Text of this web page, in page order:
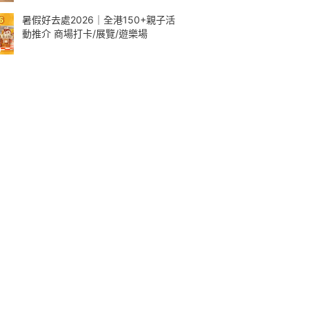
暑假好去處2026｜全港150+親子活
動推介 商場打卡/展覽/遊樂場